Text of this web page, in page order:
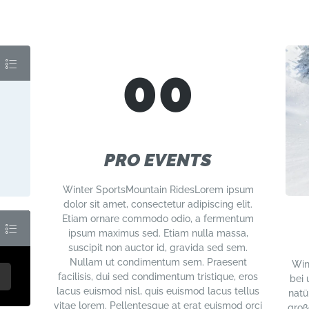
00
PRO EVENTS
Winter SportsMountain RidesLorem ipsum
dolor sit amet, consectetur adipiscing elit.
Etiam ornare commodo odio, a fermentum
ipsum maximus sed. Etiam nulla massa,
suscipit non auctor id, gravida sed sem.
Nullam ut condimentum sem. Praesent
facilisis, dui sed condimentum tristique, eros
lacus euismod nisl, quis euismod lacus tellus
vitae lorem. Pellentesque at erat euismod orci
bei